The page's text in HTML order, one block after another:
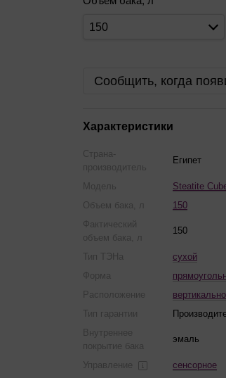
150
Сообщить, когда
Характеристики
Страна-
производитель
Египет
Модель
Steatite
Объем бака, л
150
Фактический
объем бака, л
150
Тип ТЭНа
сухой
Форма
Расположение
вертикально
Тип гарантии
Внутреннее
покрытие бака
эмаль
Управление
сенсорное